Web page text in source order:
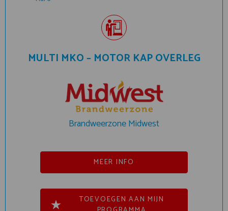
MULTI MKO – MOTOR KAP OVERLEG
Brandweerzone Midwest
MEER INFO
TOEVOEGEN AAN MIJN